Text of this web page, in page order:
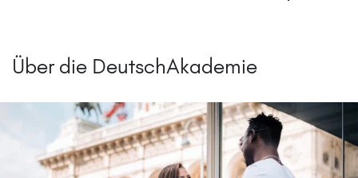
Über die DeutschAkademie